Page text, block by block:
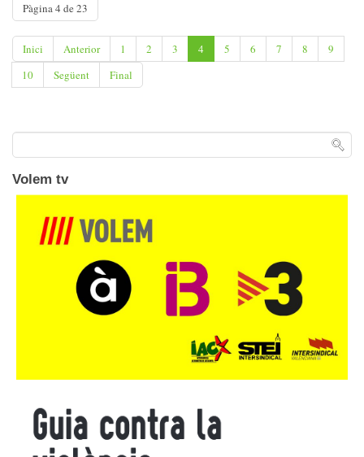
Pàgina 4 de 23
Inici Anterior 1 2 3 4 5 6 7 8
9
10
Següent Final
Volem tv